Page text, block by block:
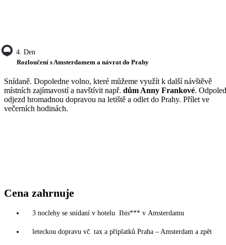
4. Den
Rozloučení s Amsterdamem a návrat do Prahy
Snídaně. Dopoledne volno, které můžeme využít k další návštěvě
místních zajímavostí a navštívit např. dům Anny Frankové.
odjezd hromadnou dopravou na letiště a odlet do Prahy. Přílet ve
večerních hodinách.
Cena zahrnuje
3 noclehy se snídaní v hotelu Ibis*** v Amsterdamu
leteckou dopravu vč. tax a příplatků Praha – Amsterdam a zpět